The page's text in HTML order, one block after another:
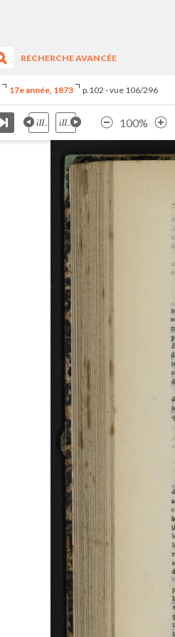
RECHERCHE AVANCÉE
17e année, 1873 p.102 - vue 106/296
100%